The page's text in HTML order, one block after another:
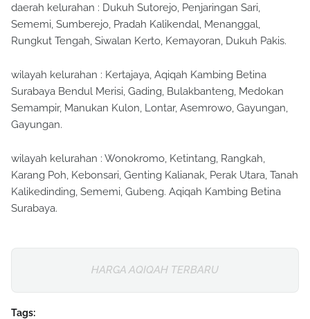
daerah kelurahan : Dukuh Sutorejo, Penjaringan Sari,
Sememi, Sumberejo, Pradah Kalikendal, Menanggal,
Rungkut Tengah, Siwalan Kerto, Kemayoran, Dukuh Pakis.
wilayah kelurahan : Kertajaya, Aqiqah Kambing Betina
Surabaya Bendul Merisi, Gading, Bulakbanteng, Medokan
Semampir, Manukan Kulon, Lontar, Asemrowo, Gayungan,
Gayungan.
wilayah kelurahan : Wonokromo, Ketintang, Rangkah,
Karang Poh, Kebonsari, Genting Kalianak, Perak Utara, Tanah
Kalikedinding, Sememi, Gubeng. Aqiqah Kambing Betina
Surabaya.
HARGA AQIQAH TERBARU
Tags: